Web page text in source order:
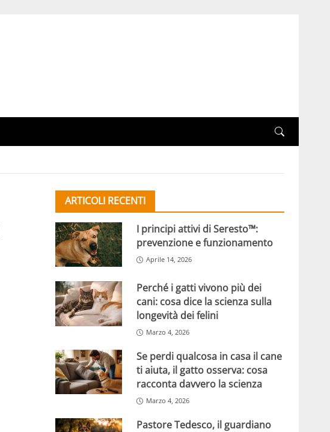
ARTICOLI RECENTI
I principi attivi di Seresto™:
prevenzione e funzionamento
Aprile 14, 2026
Perché i gatti vivono più dei
cani: cosa dice la scienza sulla
longevità dei felini
Marzo 4, 2026
Se perdi qualcosa in casa il cane
ti aiuta, il gatto osserva: cosa
racconta davvero la scienza
Marzo 4, 2026
Pastore Tedesco, il guardiano